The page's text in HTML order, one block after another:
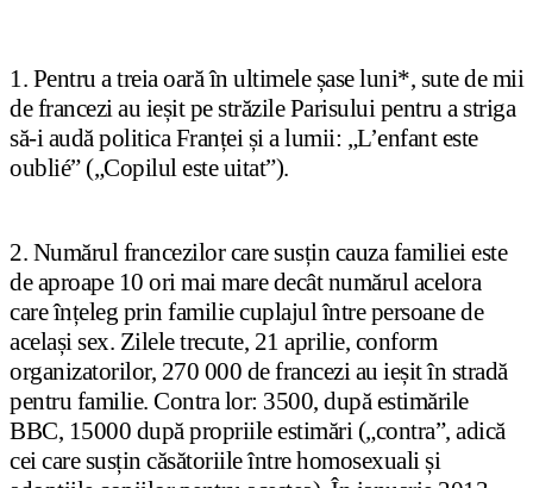
1. Pentru a treia oară în ultimele șase luni*, sute de mii
de francezi au ieșit pe străzile Parisului pentru a striga
să-i audă politica Franței și a lumii: „L’enfant este
oublié” („Copilul este uitat”).
2. Numărul francezilor care susțin cauza familiei este
de aproape 10 ori mai mare decât numărul acelora
care înțeleg prin familie cuplajul între persoane de
același sex. Zilele trecute, 21 aprilie, conform
organizatorilor, 270 000 de francezi au ieșit în stradă
pentru familie. Contra lor: 3500, după estimările
BBC, 15000 după propriile estimări („contra”, adică
cei care susțin căsătoriile între homosexuali și